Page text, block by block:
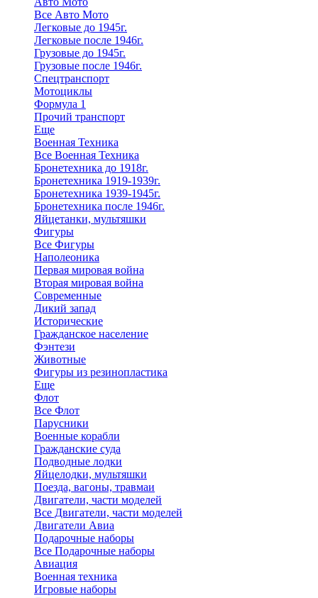
Все Авто Мото
Легковые до 1945г.
Легковые после 1946г.
Грузовые до 1945г.
Грузовые после 1946г.
Спецтранспорт
Мотоциклы
Формула 1
Прочий транспорт
Еще
Военная Техника
Все Военная Техника
Бронетехника до 1918г.
Бронетехника 1919-1939г.
Бронетехника 1939-1945г.
Бронетехника после 1946г.
Яйцетанки, мультяшки
Фигуры
Все Фигуры
Наполеоника
Первая мировая война
Вторая мировая война
Современные
Дикий запад
Исторические
Гражданское население
Фэнтези
Животные
Фигуры из резинопластика
Еще
Флот
Все Флот
Парусники
Военные корабли
Гражданские суда
Подводные лодки
Яйцелодки, мультяшки
Поезда, вагоны, травмаи
Двигатели, части моделей
Все Двигатели, части моделей
Двигатели Авиа
Подарочные наборы
Все Подарочные наборы
Авиация
Военная техника
Игровые наборы